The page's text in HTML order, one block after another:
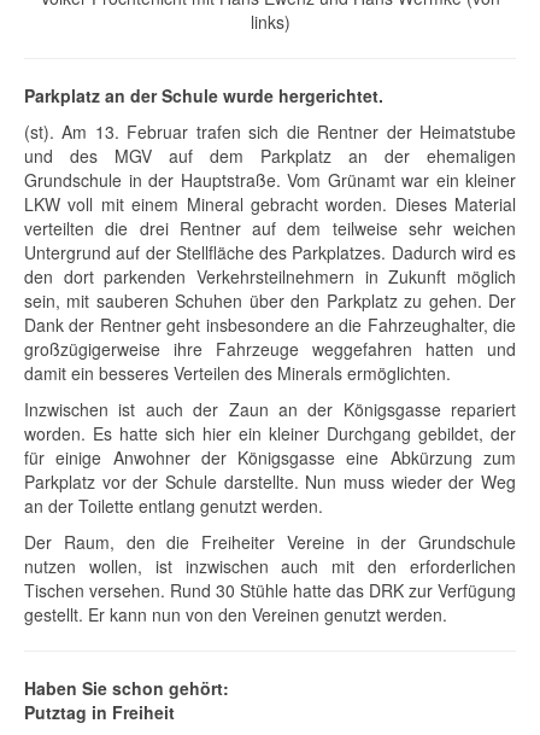
links)
Parkplatz an der Schule wurde hergerichtet.
(st). Am 13. Februar trafen sich die Rentner der Heimatstube
und des MGV auf dem Parkplatz an der ehemaligen
Grundschule in der Hauptstraße. Vom Grünamt war ein kleiner
LKW voll mit einem Mineral gebracht worden. Dieses Material
verteilten die drei Rentner auf dem teilweise sehr weichen
Untergrund auf der Stellfläche des Parkplatzes. Dadurch wird es
den dort parkenden Verkehrsteilnehmern in Zukunft möglich
sein, mit sauberen Schuhen über den Parkplatz zu gehen. Der
Dank der Rentner geht insbesondere an die Fahrzeughalter, die
großzügigerweise ihre Fahrzeuge weggefahren hatten und
damit ein besseres Verteilen des Minerals ermöglichten.
Inzwischen ist auch der Zaun an der Königsgasse repariert
worden. Es hatte sich hier ein kleiner Durchgang gebildet, der
für einige Anwohner der Königsgasse eine Abkürzung zum
Parkplatz vor der Schule darstellte. Nun muss wieder der Weg
an der Toilette entlang genutzt werden.
Der Raum, den die Freiheiter Vereine in der Grundschule
nutzen wollen, ist inzwischen auch mit den erforderlichen
Tischen versehen. Rund 30 Stühle hatte das DRK zur Verfügung
gestellt. Er kann nun von den Vereinen genutzt werden.
Haben Sie schon gehört:
Putztag in Freiheit